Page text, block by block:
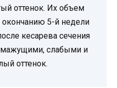
оттенок. Их объем
5-й недели
кесарева сечения
слабыми и
оттенок.